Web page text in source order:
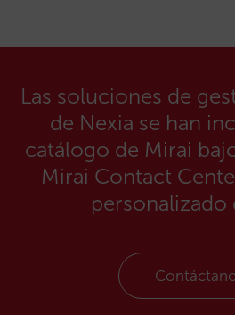
Las soluciones de
de Nexia se han
catálogo de Mirai
Mirai Contact
personalizado